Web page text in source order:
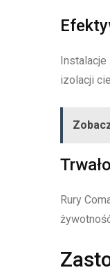
izolacji
Rury